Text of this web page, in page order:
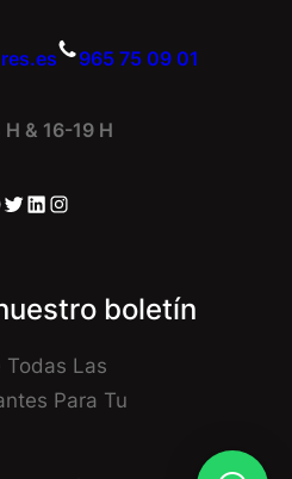
965 75 09 01
& 16-19 H
Twitter LinkedIn Instagram
boletín
Todas Las
Para Tu